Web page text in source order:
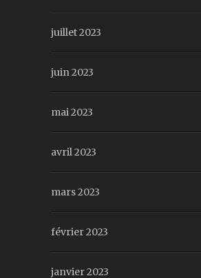
juillet 2023
juin 2023
mai 2023
avril 2023
mars 2023
février 2023
janvier 2023